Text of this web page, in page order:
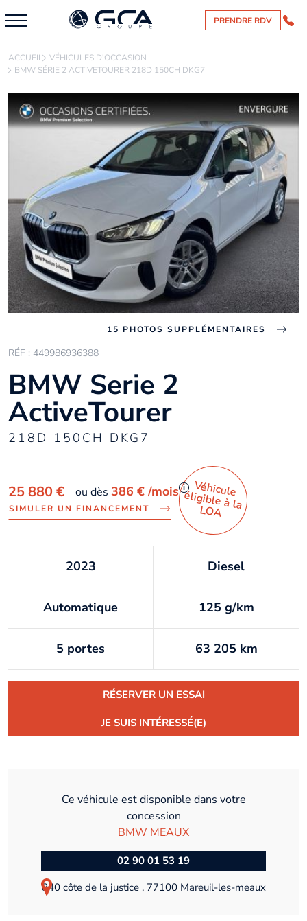
PRENDRE RDV
ACCUEIL VÉHICULES D'OCCASION
BMW SÉRIE 2 ACTIVETOURER 218D 150CH DKG7
15 PHOTOS SUPPLÉMENTAIRES
RÉF : 449986936388
BMW Serie 2
ActiveTourer
218D 150CH DKG7
25 880 € ou dès 386 €/mois i
SIMULER UN FINANCEMENT
Véhicule
éligible à la
LO
A
2023 Diesel
Automatique 125 g/km
5 portes 63 205 km
RÉSERVER UN ESSAI
JE SUIS INTÉRESSÉ(E)
Ce véhicule est disponible dans votre
concession
BMW MEAUX
02 90 01 53 19
840 côte de la justice , 77100 Mareuil-les-meaux